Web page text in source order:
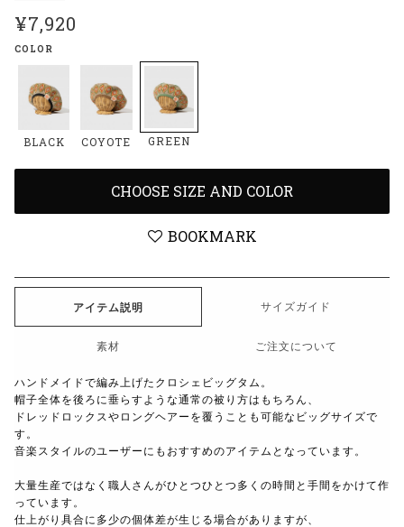
¥7,920
COLOR
BLACK COYOTE GREEN
CHOOSE SIZE AND COLOR
BOOKMARK
アイテム説明 サイズガイド
素材 ご注文について
ハンドメイドで編み上げたクロシェビッグタム。
帽子全体を後ろに垂らすような通常の被り方はもちろん、
ドレッドロックスやロングヘアーを覆うことも可能なビッグサイズで
す。
音楽スタイルのユーザーにもおすすめのアイテムとなっています。
大量生産ではなく職人さんがひとつひとつ多くの時間と手間をかけて作
っています。
仕上がり具合に多少の個体差が生じる場合がありますが、